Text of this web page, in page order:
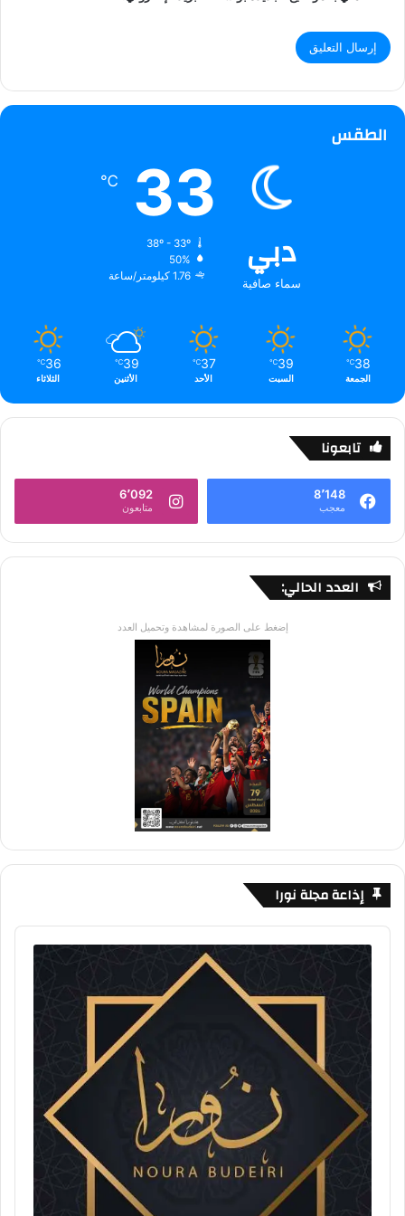
الطقس
دبي
سماء صافية
33
℃
38º - 33º
50%
1.76 كيلومتر/ساعة
38
℃
الجمعة
39
℃
السبت
37
℃
الأحد
39
℃
الأثنين
36
℃
الثلاثاء
تابعونا
8٬148
معجب
6٬092
متابعون
العدد الحالي:
إضغط على الصورة لمشاهدة وتحميل العدد
إذاعة مجلة نورا
Audio
Player